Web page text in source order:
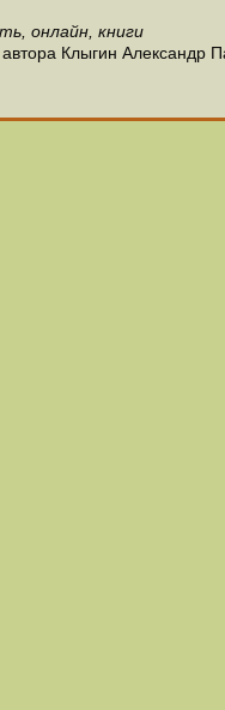
онлайн, книги
Клыгин Александр